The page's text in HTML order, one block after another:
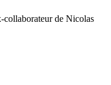
collaborateur de Nicolas